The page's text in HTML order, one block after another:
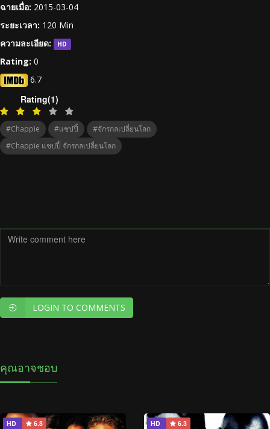
ฉายเมื่อ: 2015-03-04
ระยะเวลา: 120 Min
ความละเอียด:
HD
Rating: 0
6.7
Rating(1)
#Chappie #แชปปี้
#จักรกลเปลี่ยนโลก
#Chappie แชปปี้ จักรกลเปลี่ยนโลก
LOGIN TO COMMENTS
คุณอาจชอบ
HD 6.8 HD 6.3